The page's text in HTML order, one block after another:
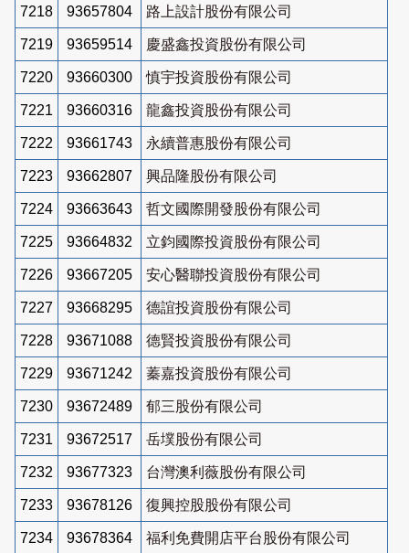
7218 93657804 路上設計股份有限公司
7219 93659514 慶盛鑫投資股份有限公司
7220 93660300 慎宇投資股份有限公司
7221 93660316 龍鑫投資股份有限公司
7222 93661743 永續普惠股份有限公司
7223 93662807 興品隆股份有限公司
7224 93663643 哲文國際開發股份有限公司
7225 93664832 立鈞國際投資股份有限公司
7226 93667205 安心醫聯投資股份有限公司
7227 93668295 德誼投資股份有限公司
7228 93671088 德賢投資股份有限公司
7229 93671242 蓁嘉投資股份有限公司
7230 93672489 郁三股份有限公司
7231 93672517 岳墣股份有限公司
7232 93677323 台灣澳利薇股份有限公司
7233 93678126 復興控股股份有限公司
7234 93678364 福利免費開店平台股份有限公司